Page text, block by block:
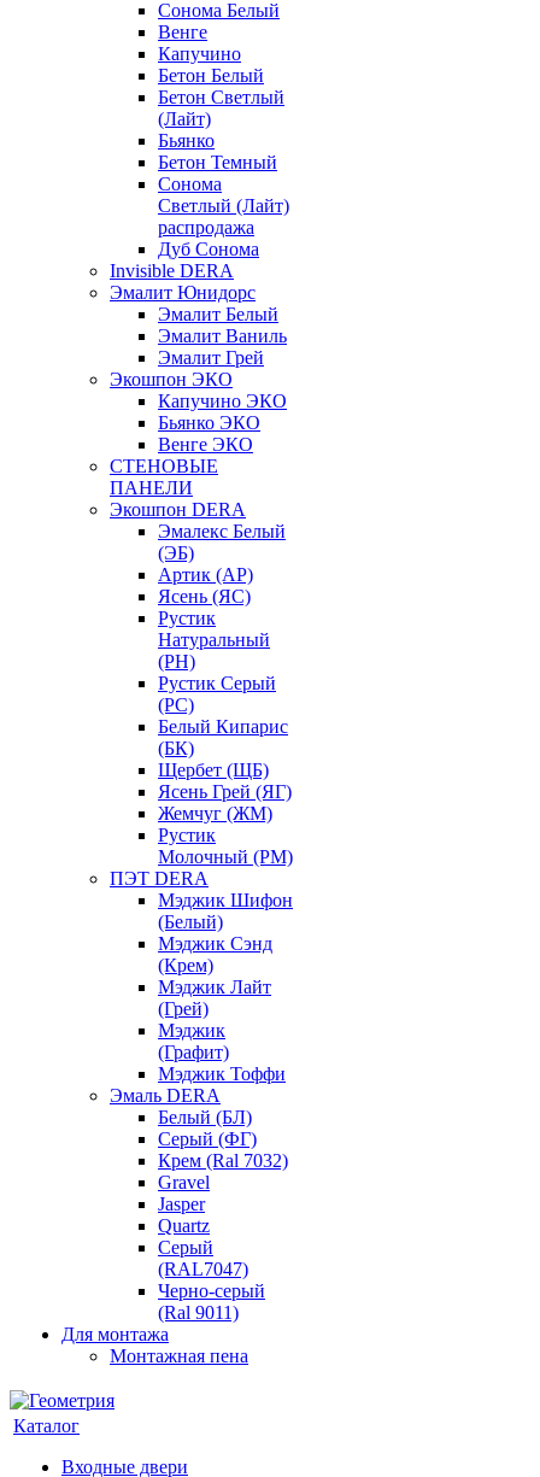
Сонома Белый
Венге
Капучино
Бетон Белый
Бетон Светлый
(Лайт)
Бьянко
Бетон Темный
Сонома
Светлый (Лайт)
распродажа
Дуб Сонома
Invisible DERA
Эмалит Юнидорс
Эмалит Белый
Эмалит Ваниль
Эмалит Грей
Экошпон ЭКО
Капучино ЭКО
Бьянко ЭКО
Венге ЭКО
СТЕНОВЫЕ
ПАНЕЛИ
Экошпон DERA
Эмалекс Белый
(ЭБ)
Артик (АР)
Ясень (ЯС)
Рустик
Натуральный
(РН)
Рустик Серый
(РС)
Белый Кипарис
(БК)
Щербет (ЩБ)
Ясень Грей (ЯГ)
Жемчуг (ЖМ)
Рустик
Молочный (РМ)
ПЭТ DERA
Мэджик Шифон
(Белый)
Мэджик Сэнд
(Крем)
Мэджик Лайт
(Грей)
Мэджик
(Графит)
Мэджик Тоффи
Эмаль DERA
Белый (БЛ)
Серый (ФГ)
Крем (Ral 7032)
Gravel
Jasper
Quartz
Серый
(RAL7047)
Черно-серый
(Ral 9011)
Для монтажа
Монтажная пена
Каталог
Входные двери